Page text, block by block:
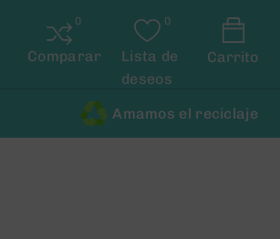
Comparar
Lista de
deseos
Carrito
Amamos el reciclaje